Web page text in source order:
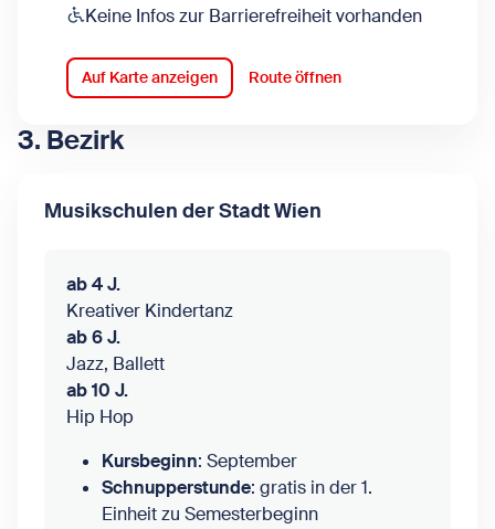
Keine Infos zur Barrierefreiheit vorhanden
Auf Karte anzeigen Route öffnen
3. Bezirk
Musikschulen der Stadt Wien
ab 4 J.
Kreativer Kindertanz
ab 6 J.
Jazz, Ballett
ab 10 J.
Hip Hop
Kursbeginn: September
Schnupperstunde: gratis in der 1.
Einheit zu Semesterbeginn